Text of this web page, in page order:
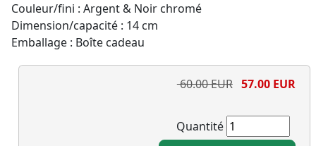
Couleur/fini : Argent & Noir chromé
Dimension/capacité : 14 cm
Emballage : Boîte cadeau
60.00 EUR 57.00 EUR
Quantité